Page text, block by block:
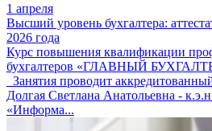
1 апреля
Высший уровень бухгалтера:
2026 года
Курс повышения квалификации
бухгалтеров «ГЛАВНЫЙ
Занятия проводит
Долгая Светлана Анатольевна -
«Информа...